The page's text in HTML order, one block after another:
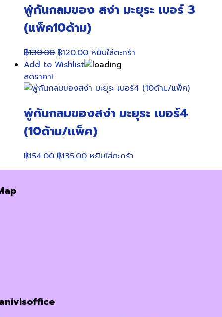
พู่กันกลมของ สง่า มะยุระ เบอร์ 3
(แพ็ค10ด้าม)
฿130.00 Original
price
฿130.00.
฿120.00Current
price
฿120.00.
หยิบใส่ตะกร้า
Add to Wishlist
ลดราคา!
พู่กันกลมของสง่า มะยุระ เบอร์4
(10ด้าม/แพ็ค)
฿154.00 Original
price
฿135.00Current
price
หยิบใส่ตะกร้า